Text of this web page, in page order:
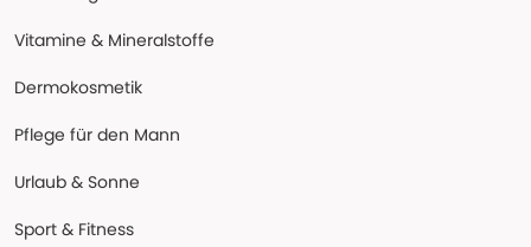
Vitamine & Mineralstoffe
Dermokosmetik
Pflege für den Mann
Urlaub & Sonne
Sport & Fitness